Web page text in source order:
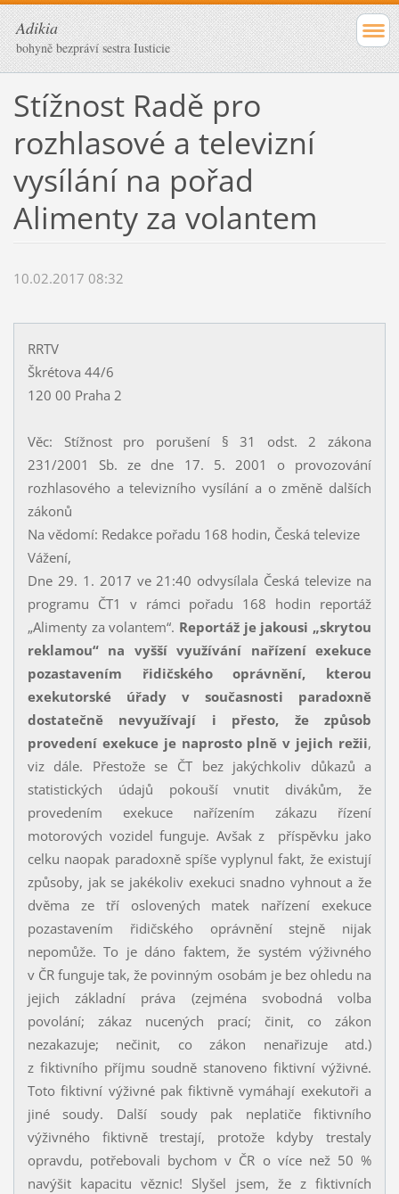
Adikia
bohyně bezpráví sestra Iusticie
Stížnost Radě pro
rozhlasové a televizní
vysílání na pořad
Alimenty za volantem
10.02.2017 08:32
RRTV
Škrétova 44/6
120 00 Praha 2
Věc: Stížnost pro porušení § 31 odst. 2 zákona
231/2001 Sb. ze dne 17. 5. 2001 o provozování
rozhlasového a televizního vysílání a o změně dalších
zákonů
Na vědomí: Redakce pořadu 168 hodin, Česká televize
Vážení,
Dne 29. 1. 2017 ve 21:40 odvysílala Česká televize na
programu ČT1 v rámci pořadu 168 hodin reportáž
„Alimenty za volantem“. Reportáž je jakousi „skrytou
reklamou“ na vyšší využívání nařízení exekuce
pozastavením řidičského oprávnění, kterou
exekutorské úřady v současnosti paradoxně
dostatečně nevyužívají i přesto, že způsob
provedení exekuce je naprosto plně v jejich režii,
viz dále. Přestože se ČT bez jakýchkoliv důkazů a
statistických údajů pokouší vnutit divákům, že
provedením exekuce nařízením zákazu řízení
motorových vozidel funguje. Avšak z příspěvku jako
celku naopak paradoxně spíše vyplynul fakt, že existují
způsoby, jak se jakékoliv exekuci snadno vyhnout a že
dvěma ze tří oslovených matek nařízení exekuce
pozastavením řidičského oprávnění stejně nijak
nepomůže. To je dáno faktem, že systém výživného
v ČR funguje tak, že povinným osobám je bez ohledu na
jejich základní práva (zejména svobodná volba
povolání; zákaz nucených prací; činit, co zákon
nezakazuje; nečinit, co zákon nenařizuje atd.)
z fiktivního příjmu soudně stanoveno fiktivní výživné.
Toto fiktivní výživné pak fiktivně vymáhají exekutoři a
jiné soudy. Další soudy pak neplatiče fiktivního
výživného fiktivně trestají, protože kdyby trestaly
opravdu, potřebovali bychom v ČR o více než 50 %
navýšit kapacitu věznic! Slyšel jsem, že z fiktivních